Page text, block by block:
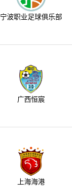
宁波职业足球俱乐部
广西恒宸
上海海港